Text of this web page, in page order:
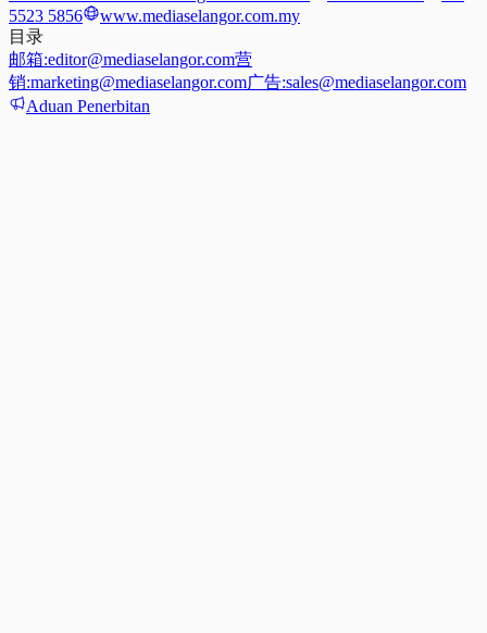
5523 5856
www.mediaselangor.com.my
目录
邮箱:editor@mediaselangor.com营
销:marketing@mediaselangor.com广告:sales@mediaselangor.com
Aduan Penerbitan